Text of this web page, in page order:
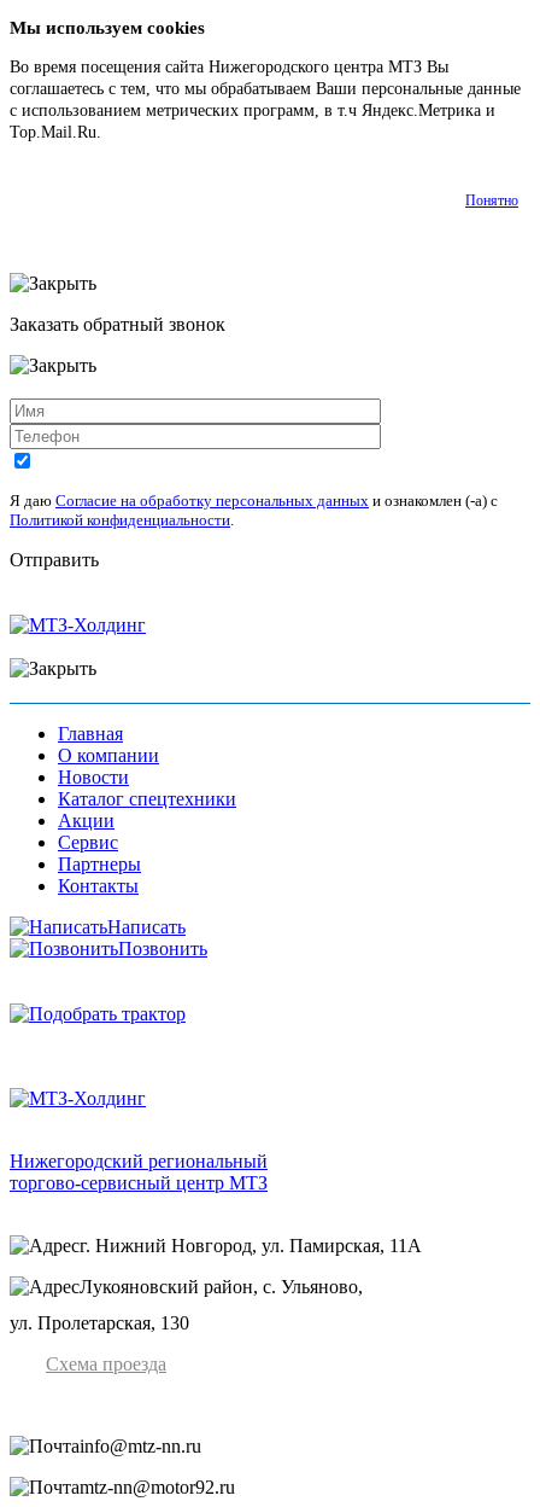
Мы используем cookies
Во время посещения сайта Нижегородского центра МТЗ Вы
соглашаетесь с тем, что мы обрабатываем Ваши персональные данные
с использованием метрических программ, в т.ч Яндекс.Метрика и
Top.Mail.Ru.
Понятно
Заказать обратный звонок
Я даю Согласие на обработку персональных данных и ознакомлен (-а) c
Политикой конфиденциальности.
Отправить
Главная
О компании
Новости
Каталог спецтехники
Акции
Сервис
Партнеры
Контакты
Написать
Позвонить
Нижегородский региональный
торгово-сервисный центр МТЗ
г. Нижний Новгород, ул. Памирская, 11А
Лукояновский район, с. Ульяново,
ул. Пролетарская, 130
Схема проезда
info@mtz-nn.ru
mtz-nn@motor92.ru